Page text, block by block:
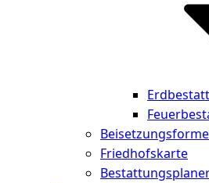
Friedhofskarte